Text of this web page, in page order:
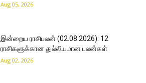
Aug 05, 2026
இன்றைய ராசிபலன் (02.08.2026): 12
ராசிகளுக்கான துல்லியமான பலன்கள்
Aug 02, 2026